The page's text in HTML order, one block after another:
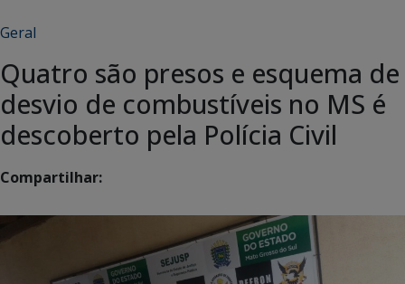
Geral
Quatro são presos e esquema de
desvio de combustíveis no MS é
descoberto pela Polícia Civil
Compartilhar: